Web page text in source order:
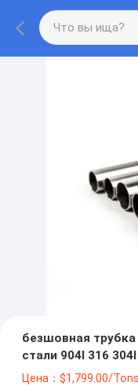
безшовная
стали 904l 316 304l
Цена：$1,799.00/